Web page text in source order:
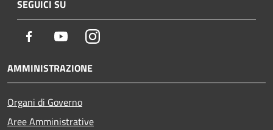
SEGUICI SU
Facebook YoutubeInstagram
AMMINISTRAZIONE
Organi di Governo
Aree Amministrative